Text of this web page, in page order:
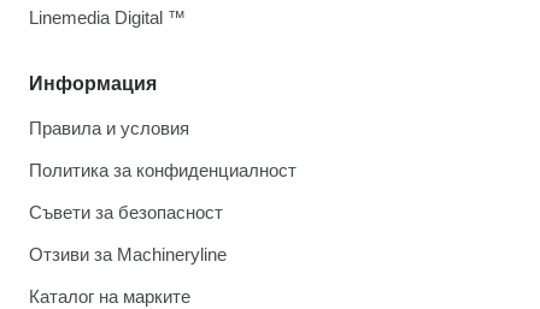
Информация
Правила и условия
Политика за конфиденциалност
Съвети за безопасност
Отзиви за Machineryline
Каталог на марките
Linemedia Digital ™